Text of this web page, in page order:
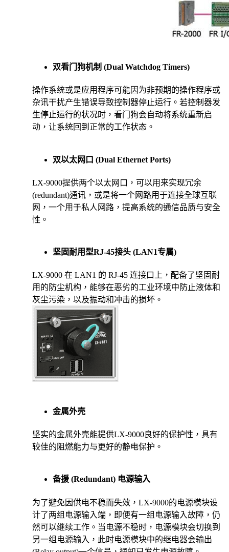
双看门狗机制 (Dual Watchdog Timers)
操作系统或是应用程序可能因为非预期的操作程序或
杂讯干扰产生错误导致控制器停止运行。若控制器发
生停止运行的状况时，看门狗会自动将系统重新启
动，让系统回到正常的工作状态。
双以太网口 (Dual Ethernet Ports)
LX-9000提供两个以太网口，可以用来实现冗余
(redundant)通讯，或是将一个网路用于连接全球互联
网，一个用于私人网路，提高系统的通信品质与安全
性。
坚固耐用型RJ-45接头 (LAN1专属)
LX-9000 在 LAN1 的 RJ-45 连接口上，配备了坚固耐
用的防尘机构，能够在恶劣的工业环境中防止液体和
灰尘污染，以及振动和冲击的损坏。
金属外壳
坚实的金属外壳能提供LX-9000良好的保护性，具有
较佳的阻燃能力与更好的静电保护。
备援 (Redundant) 电源输入
为了避免因供电不稳而失效，LX-9000的电源模块设
计了两组电源输入端，即便有一组电源输入故障，仍
然可以继续工作。当电源不稳时，电源模块会切换到
另一组电源输入，此时电源模块中的继电器会输出